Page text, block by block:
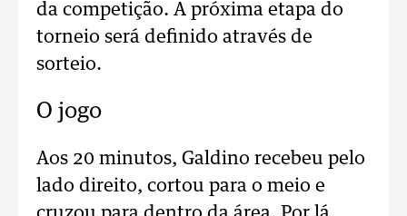
da competição. A próxima etapa do
torneio será definido através de
sorteio.
O jogo
Aos 20 minutos, Galdino recebeu pelo
lado direito, cortou para o meio e